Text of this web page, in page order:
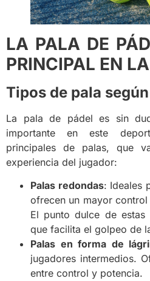
LA PALA DE
PRINCIPAL EN
Tipos de pala
La pala de pádel es sin
importante en este
principales de palas, que
experiencia del jugador:
Palas redondas: Ideales
ofrecen un mayor
El punto dulce de
que facilita el golpeo de
Palas en forma de
jugadores intermedios.
entre control y potencia.